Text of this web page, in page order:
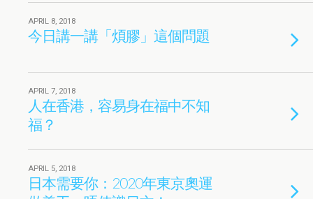
APRIL 8, 2018
今日講一講「煩膠」這個問題
APRIL 7, 2018
人在香港，容易身在福中不知
福？
APRIL 5, 2018
日本需要你：2020年東京奧運